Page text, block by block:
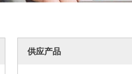
供应产品